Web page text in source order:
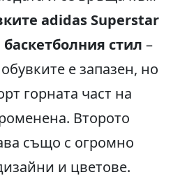
adidas Superstar
стил –
е запазен, но
горната част на
Второто
също с огромно
и цветове.